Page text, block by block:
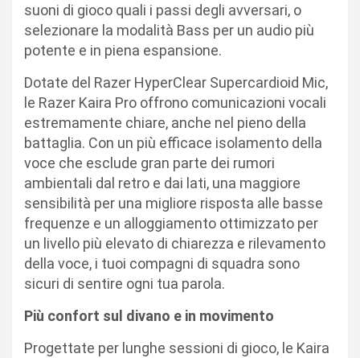
suoni di gioco quali i passi degli avversari, o
selezionare la modalità Bass per un audio più
potente e in piena espansione.
Dotate del Razer HyperClear Supercardioid Mic,
le Razer Kaira Pro offrono comunicazioni vocali
estremamente chiare, anche nel pieno della
battaglia. Con un più efficace isolamento della
voce che esclude gran parte dei rumori
ambientali dal retro e dai lati, una maggiore
sensibilità per una migliore risposta alle basse
frequenze e un alloggiamento ottimizzato per
un livello più elevato di chiarezza e rilevamento
della voce, i tuoi compagni di squadra sono
sicuri di sentire ogni tua parola.
Più confort sul divano e in movimento
Progettate per lunghe sessioni di gioco, le Kaira